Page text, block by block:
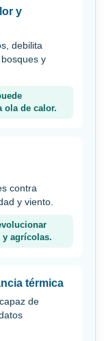
y
debilita
y
ola de calor.
contra
y viento.
y agrícolas.
térmica
de